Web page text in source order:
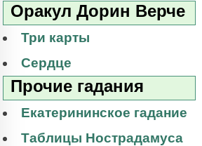
Оракул Дорин Верче
Три карты
Сердце
Прочие гадания
Екатерининское гадание
Таблицы Нострадамуса